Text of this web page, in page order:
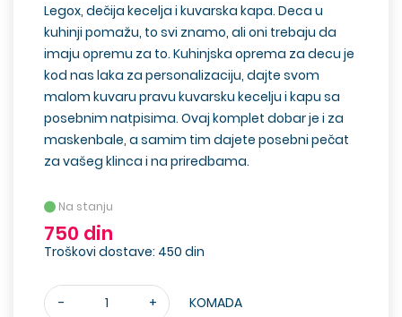
Legox, dečija kecelja i kuvarska kapa. Deca u
kuhinji pomažu, to svi znamo, ali oni trebaju da
imaju opremu za to. Kuhinjska oprema za decu je
kod nas laka za personalizaciju, dajte svom
malom kuvaru pravu kuvarsku kecelju i kapu sa
posebnim natpisima. Ovaj komplet dobar je i za
maskenbale, a samim tim dajete posebni pečat
za vašeg klinca i na priredbama.
Na stanju
750 din
Troškovi dostave: 450 din
- + KOMADA